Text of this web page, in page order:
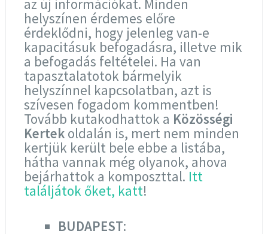
az új információkat. Minden
helyszínen érdemes előre
érdeklődni, hogy jelenleg van-e
kapacitásuk befogadásra, illetve mik
a befogadás feltételei. Ha van
tapasztalatotok bármelyik
helyszínnel kapcsolatban, azt is
szívesen fogadom kommentben!
Tovább kutakodhattok a Közösségi
Kertekoldalán is, mert nem minden
kertjük került bele ebbe a listába,
hátha vannak még olyanok, ahova
bejárhattok a komposzttal. Itt
találjátok őket, katt!
BUDAPEST: